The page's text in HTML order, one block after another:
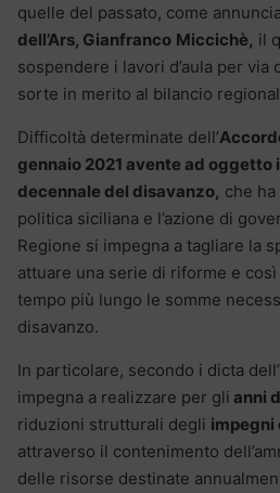
quelle del passato, come
dell’Ars, Gianfranco Miccichè, il
sospendere i lavori d’aula per
sorte in merito al bilancio
Difficoltà determinate dell’
gennaio 2021 avente ad oggetto
decennale del disavanzo, che
politica siciliana e l’azione di
Regione si impegna a tagliare la
attuare una serie di riforme e
tempo più lungo le somme
disavanzo.
In particolare, secondo i dicta
impegna a realizzare per gli anni
riduzioni strutturali degli impegni
attraverso il contenimento
delle risorse destinate